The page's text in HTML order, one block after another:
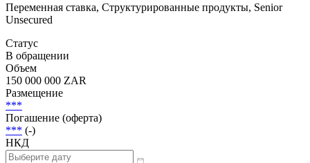
Переменная ставка, Структурированные продукты, Senior
Unsecured
Статус
В обращении
Объем
150 000 000 ZAR
Размещение
***
Погашение (оферта)
*** (-)
НКД